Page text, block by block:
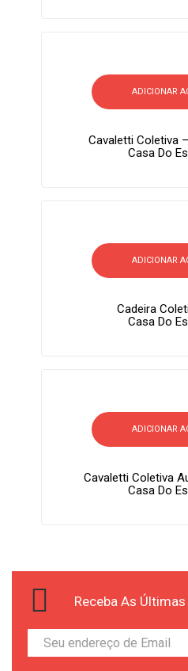
ADICIONAR
Cavaletti Coletiva
Casa Do
ADICIONAR
Cadeira
Casa Do
ADICIONAR
Cavaletti Coletiva
Casa Do
Receba As